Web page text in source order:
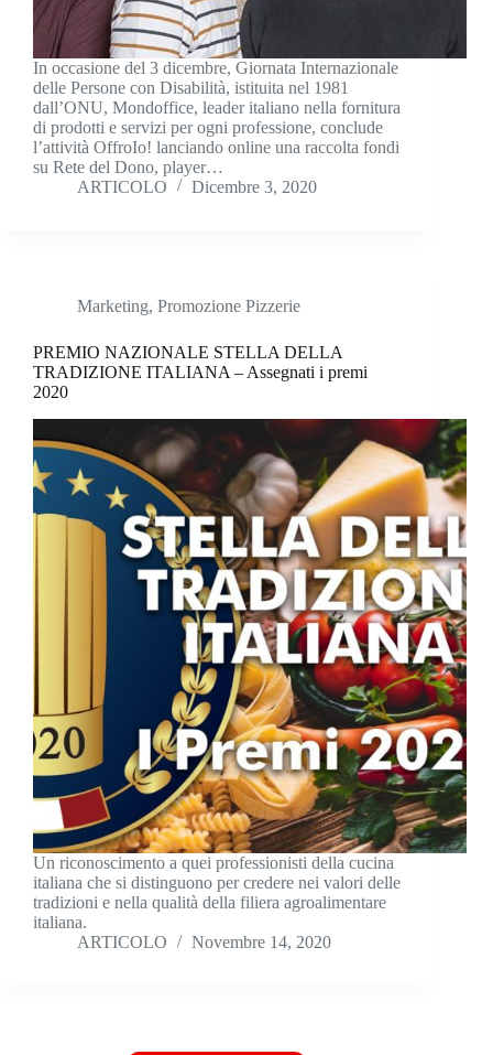
In occasione del 3 dicembre, Giornata Internazionale
delle Persone con Disabilità, istituita nel 1981
dall’ONU, Mondoffice, leader italiano nella fornitura
di prodotti e servizi per ogni professione, conclude
l’attività OffroIo! lanciando online una raccolta fondi
su Rete del Dono, player…
ARTICOLO
Dicembre 3, 2020
Marketing, Promozione Pizzerie
PREMIO NAZIONALE STELLA DELLA
TRADIZIONE ITALIANA – Assegnati i premi
2020
Un riconoscimento a quei professionisti della cucina
italiana che si distinguono per credere nei valori delle
tradizioni e nella qualità della filiera agroalimentare
italiana.
ARTICOLO
Novembre 14, 2020